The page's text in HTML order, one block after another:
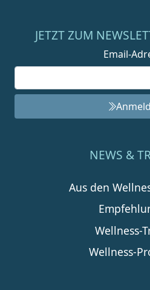
JETZT ZUM
Email-
NEWS &
Aus den
Wellness-
Wellness-